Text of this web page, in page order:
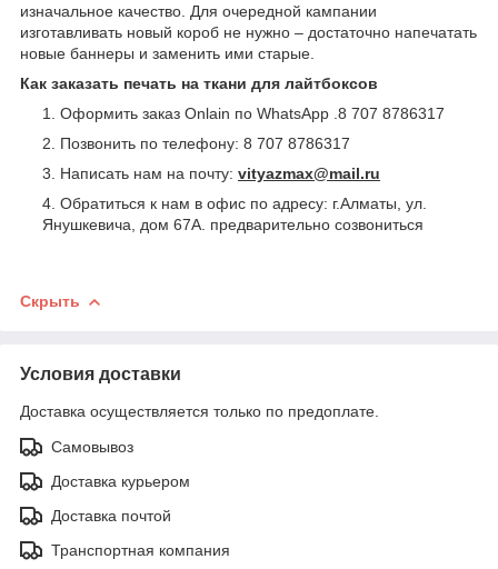
изначальное качество. Для очередной кампании
изготавливать новый короб не нужно – достаточно напечатать
новые баннеры и заменить ими старые.
Как заказать печать на ткани для лайтбоксов
Оформить заказ Onlain по WhatsApp .8 707 8786317
Позвонить по телефону: 8 707 8786317
Написать нам на почту: vityazmax@mail.ru
Обратиться к нам в офис по адресу: г.Алматы, ул.
Янушкевича, дом 67А. предварительно созвониться
Скрыть
Условия доставки
Доставка осуществляется только по предоплате.
Самовывоз
Доставка курьером
Доставка почтой
Транспортная компания